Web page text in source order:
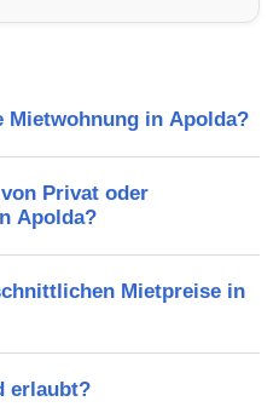
Mietwohnung in Apolda?
Privat oder
Apolda?
Mietpreise in
erlaubt?